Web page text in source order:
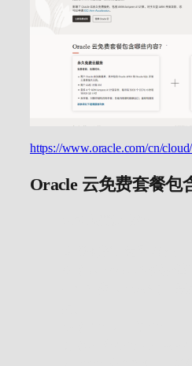
https://www.oracle.com/cn/
Oracle 云免费套餐包